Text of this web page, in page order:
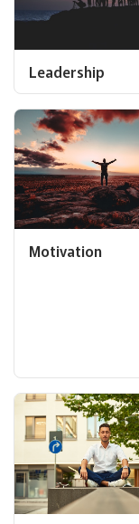
Leadership
Motivation